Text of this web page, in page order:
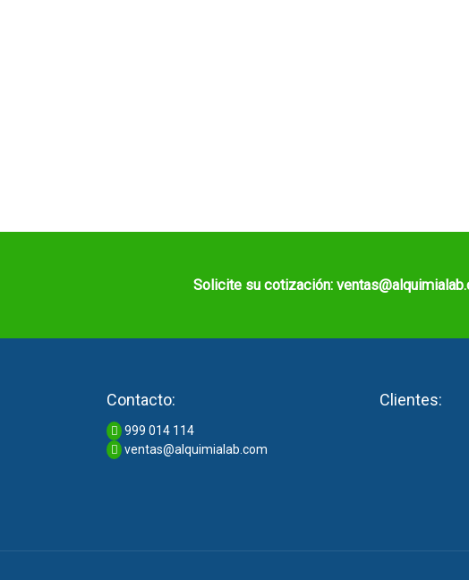
Solicite su cotización:
Contacto:
999 014 114
ventas@alquimialab.com
Clientes: